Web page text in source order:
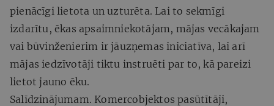
pienācīgi lietota un uzturēta. Lai to sekmīgi
izdarītu, ēkas apsaimniekotājam, mājas vecākajam
vai būvinženierim ir jāuzņemas iniciatīva, lai arī
mājas iedzīvotāji tiktu instruēti par to, kā pareizi
lietot jauno ēku.
Salīdzinājumam. Komercobjektos pasūtītāji,